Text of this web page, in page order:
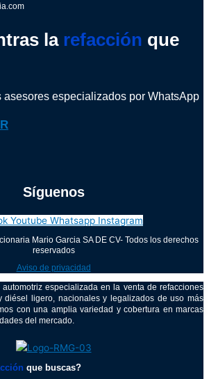
la refacción que
asesores especializados por WhatsApp
Síguenos
Youtube Whatsapp Instagram
Mario Garcia SA DE CV- Todos los derechos
reservados
Aviso de privacidad
especializada en la venta de refacciones
diésel ligero, nacionales y legalizados de uso más
con una amplia variedad y cobertura en marcas
del mercado.
que buscas?